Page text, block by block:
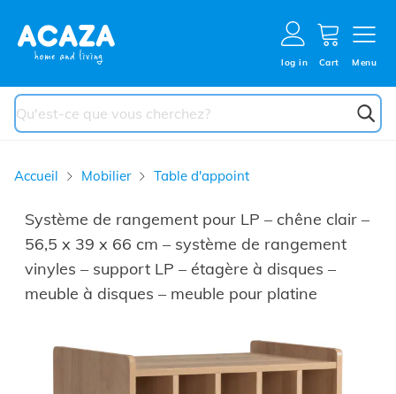
log in
Cart
Cart Menu
Accueil Mobilier Table d'appoint
Système de rangement pour LP – chêne clair –
56,5 x 39 x 66 cm – système de rangement
vinyles – support LP – étagère à disques –
meuble à disques – meuble pour platine